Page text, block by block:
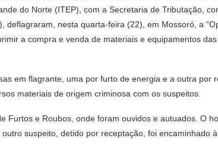
do Norte (ITEP), com a Secretaria de Tributação,
nesta quarta-feira (22), em Mossoró, a
a compra e venda de materiais e equipamentos
em flagrante, uma por furto de energia e a outra por
materiais de origem criminosa com os suspeitos.
Furtos e Roubos, onde foram ouvidos e autuados. O
suspeito, detido por receptação, foi encaminhado